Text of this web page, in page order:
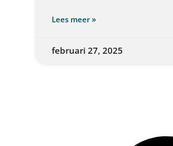
Lees meer »
februari 27, 2025